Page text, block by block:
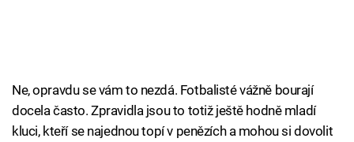
Ne, opravdu se vám to nezdá. Fotbalisté vážně bourají
docela často. Zpravidla jsou to totiž ještě hodně mladí
kluci, kteří se najednou topí v penězích a mohou si dovolit